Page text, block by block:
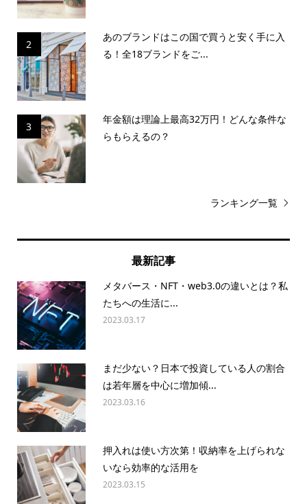
2
あのブランドはこの国で買うと安く手に入
る！全18ブランドをご...
3
年金額は理論上最高32万円！どんな条件な
らもらえるの？
ランキング一覧
最新記事
メタバース・NFT・web3.0の違いとは？私
たちへの生活に...
2023.03.17
まだ少ない？日本で投資している人の割合
は若年層を中心に増加傾...
2023.03.16
押入れは使い方次第！収納率を上げられな
いなら効率的な活用を
2023.03.15